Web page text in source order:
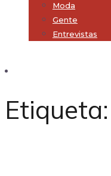
Moda
Gente
Entrevistas
Etiqueta: